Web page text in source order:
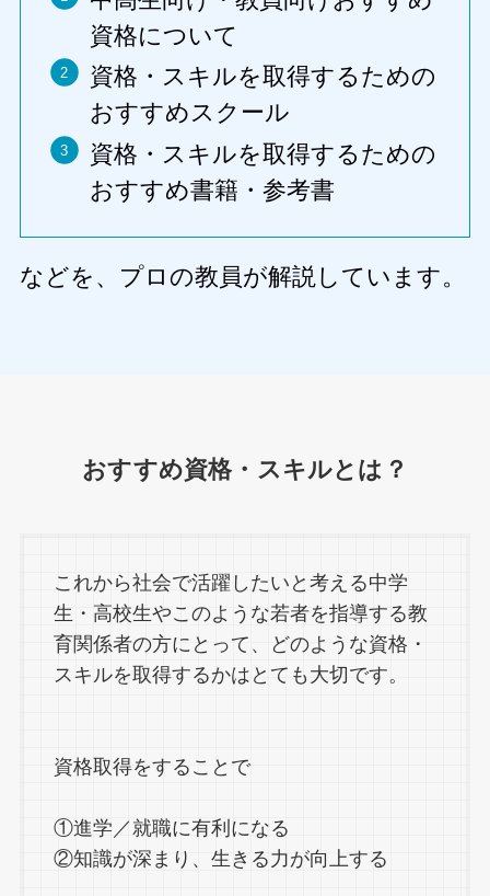
資格について
資格・スキルを取得するための
おすすめスクール
資格・スキルを取得するための
おすすめ書籍・参考書
などを、プロの教員が解説しています。
おすすめ資格・スキルとは？
これから社会で活躍したいと考える中学
生・高校生やこのような若者を指導する教
育関係者の方にとって、どのような資格・
スキルを取得するかはとても大切です。
資格取得をすることで
①進学／就職に有利になる
②知識が深まり、生きる力が向上する